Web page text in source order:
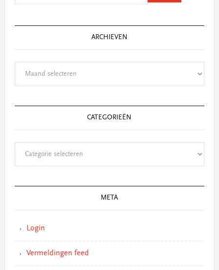
ARCHIEVEN
CATEGORIEËN
META
Login
Vermeldingen feed